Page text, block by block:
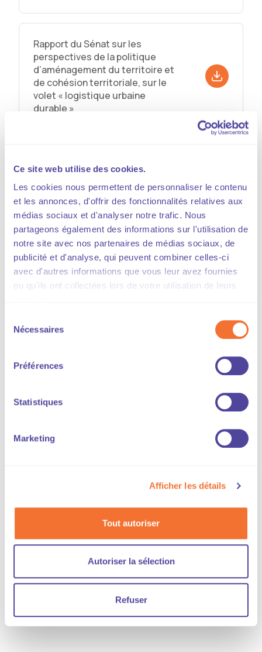
Ce site web utilise des cookies.
Les cookies nous permettent de personnaliser le contenu
et les annonces, d'offrir des fonctionnalités relatives aux
médias sociaux et d'analyser notre trafic. Nous
partageons également des informations sur l'utilisation de
notre site avec nos partenaires de médias sociaux, de
publicité et d'analyse, qui peuvent combiner celles-ci
avec d'autres informations que vous leur avez fournies
ou qu'ils ont collectées lors de votre utilisation de leurs
Nécessaires
Préférences
Statistiques
Marketing
Afficher les détails
Tout autoriser
Autoriser la sélection
Refuser
Rapport du Sénat sur les
perspectives de la politique
d’aménagement du territoire et
de cohésion territoriale, sur le
volet « logistique urbaine
durable »
mission flash de l’Assemblée
nationale sur les ZFE-m de 2023
Synthèse de la mission flash de
l’Assemblée nationale sur les
ZFE-m
mission flash du Sénat sur les
mission d’information du Sénat
urbaine
mission flash de l’Assemblée
nationale sur les ZFE-m
mission flash du Sénat sur les